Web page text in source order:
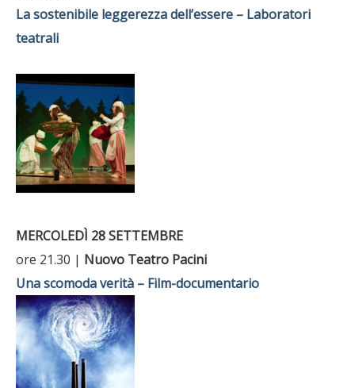
La sostenibile leggerezza dell’essere – Laboratori
teatrali
MERCOLEDÌ 28 SETTEMBRE
ore 21.30 | Nuovo Teatro Pacini
Una scomoda verità – Film-documentario